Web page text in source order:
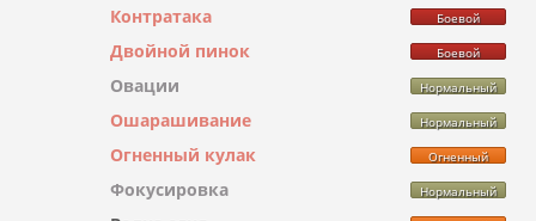
Контратака Боевой
Двойной пинок Боевой
Овации Нормальный
Ошарашивание Нормальный
Огненный кулак Огненный
Фокусировка Нормальный